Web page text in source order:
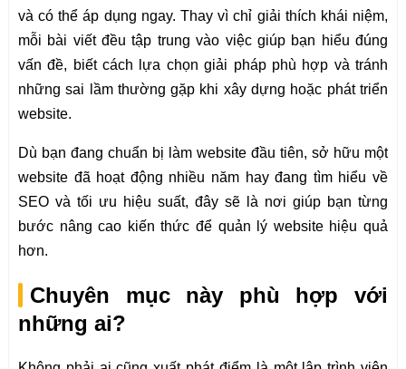
và có thể áp dụng ngay. Thay vì chỉ giải thích khái niệm,
mỗi bài viết đều tập trung vào việc giúp bạn hiểu đúng
vấn đề, biết cách lựa chọn giải pháp phù hợp và tránh
những sai lầm thường gặp khi xây dựng hoặc phát triển
website.
Dù bạn đang chuẩn bị làm website đầu tiên, sở hữu một
website đã hoạt động nhiều năm hay đang tìm hiểu về
SEO và tối ưu hiệu suất, đây sẽ là nơi giúp bạn từng
bước nâng cao kiến thức để quản lý website hiệu quả
hơn.
Chuyên mục này phù hợp với
những ai?